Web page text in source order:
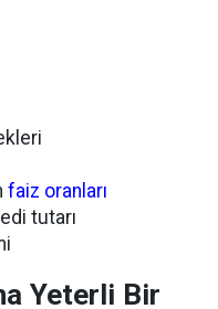
faiz oranları
tutarı
Yeterli Bir